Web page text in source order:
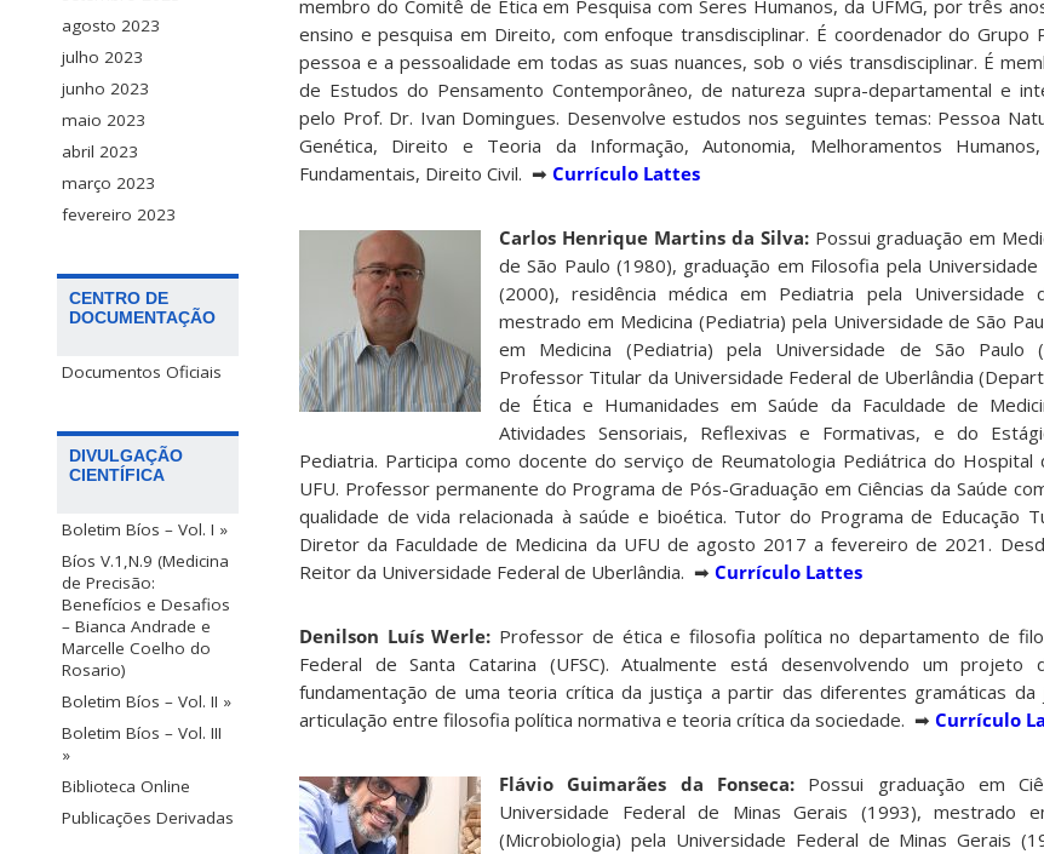
agosto 2023
julho 2023
junho 2023
maio 2023
abril 2023
março 2023
fevereiro 2023
CENTRO DE
DOCUMENTAÇÃO
Documentos Oficiais
DIVULGAÇÃO
CIENTÍFICA
Boletim Bíos – Vol. I »
Bíos V.1,N.9 (Medicina
de Precisão:
Benefícios e Desafios
– Bianca Andrade e
Marcelle Coelho do
Rosario)
Boletim Bíos – Vol. II »
Boletim Bíos – Vol. III
»
Biblioteca Online
Publicações Derivadas
membro do Comitê de Ética em Pesquisa com Seres Humanos, da UFMG, por três
ensino e pesquisa em Direito, com enfoque transdisciplinar. É coordenador do Grupo
pessoa e a pessoalidade em todas as suas nuances, sob o viés transdisciplinar. É
de Estudos do Pensamento Contemporâneo, de natureza supra-departamental e
pelo Prof. Dr. Ivan Domingues. Desenvolve estudos nos seguintes temas: Pessoa
Genética, Direito e Teoria da Informação, Autonomia, Melhoramentos
Fundamentais, Direito Civil. ➡ Currículo Lattes
Carlos Henrique Martins da Silva: Possui graduação em
de São Paulo (1980), graduação em Filosofia pela
(2000), residência médica em Pediatria pela Universidade
mestrado em Medicina (Pediatria) pela Universidade de São
em Medicina (Pediatria) pela Universidade de São Paulo
Professor Titular da Universidade Federal de Uberlândia
de Ética e Humanidades em Saúde da Faculdade de
Atividades Sensoriais, Reflexivas e Formativas, e do
Pediatria. Participa como docente do serviço de Reumatologia Pediátrica do Hospital
UFU. Professor permanente do Programa de Pós-Graduação em Ciências da Saúde
qualidade de vida relacionada à saúde e bioética. Tutor do Programa de Educação
Diretor da Faculdade de Medicina da UFU de agosto 2017 a fevereiro de 2021.
Reitor da Universidade Federal de Uberlândia. ➡ Currículo Lattes
Denilson Luís Werle: Professor de ética e filosofia política no departamento de
Federal de Santa Catarina (UFSC). Atualmente está desenvolvendo um
fundamentação de uma teoria crítica da justiça a partir das diferentes gramáticas da
articulação entre filosofia política normativa e teoria crítica da sociedade. ➡ Currículo
Flávio Guimarães da Fonseca: Possui graduação em
Universidade Federal de Minas Gerais (1993), mestrado
(Microbiologia) pela Universidade Federal de Minas Gerais